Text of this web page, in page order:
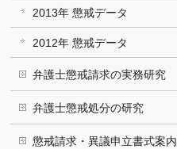
2013年 懲戒データ
2012年 懲戒データ
弁護士懲戒請求の実務研究
弁護士懲戒処分の研究
懲戒請求・異議申立書式案内